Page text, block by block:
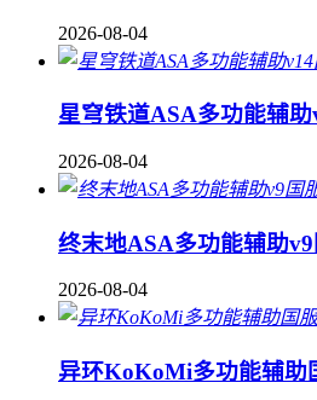
2026-08-04
星穹铁道ASA多功能辅
2026-08-04
终末地ASA多功能辅助
2026-08-04
异环KoKoMi多功能辅助